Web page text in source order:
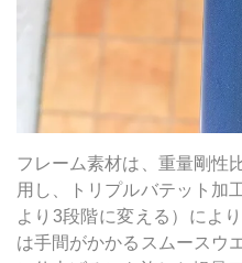
フレーム素材は、重量剛性
用し、トリプルバテット加
より3段階に変える）によ
は手間がかかるスムースウ